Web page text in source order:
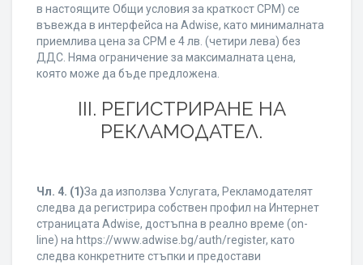
в настоящите Общи условия за краткост CPM) се
въвежда в интерфейса на Adwise, като минималната
приемлива цена за CPM е 4 лв. (четири лева) без
ДДС. Няма ограничение за максималната цена,
която може да бъде предложена.
ІІІ. РЕГИСТРИРАНЕ НА
РЕКЛАМОДАТЕЛ.
Чл. 4. (1)За да използва Услугата, Рекламодателят
следва да регистрира собствен профил на Интернет
страницата Adwise, достъпна в реално време (on-
line) на https://www.adwise.bg/auth/register, като
следва конкретните стъпки и предостави